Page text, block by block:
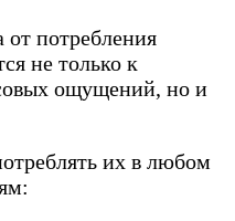
от потребления
не только к
ощущений, но и
их в любом